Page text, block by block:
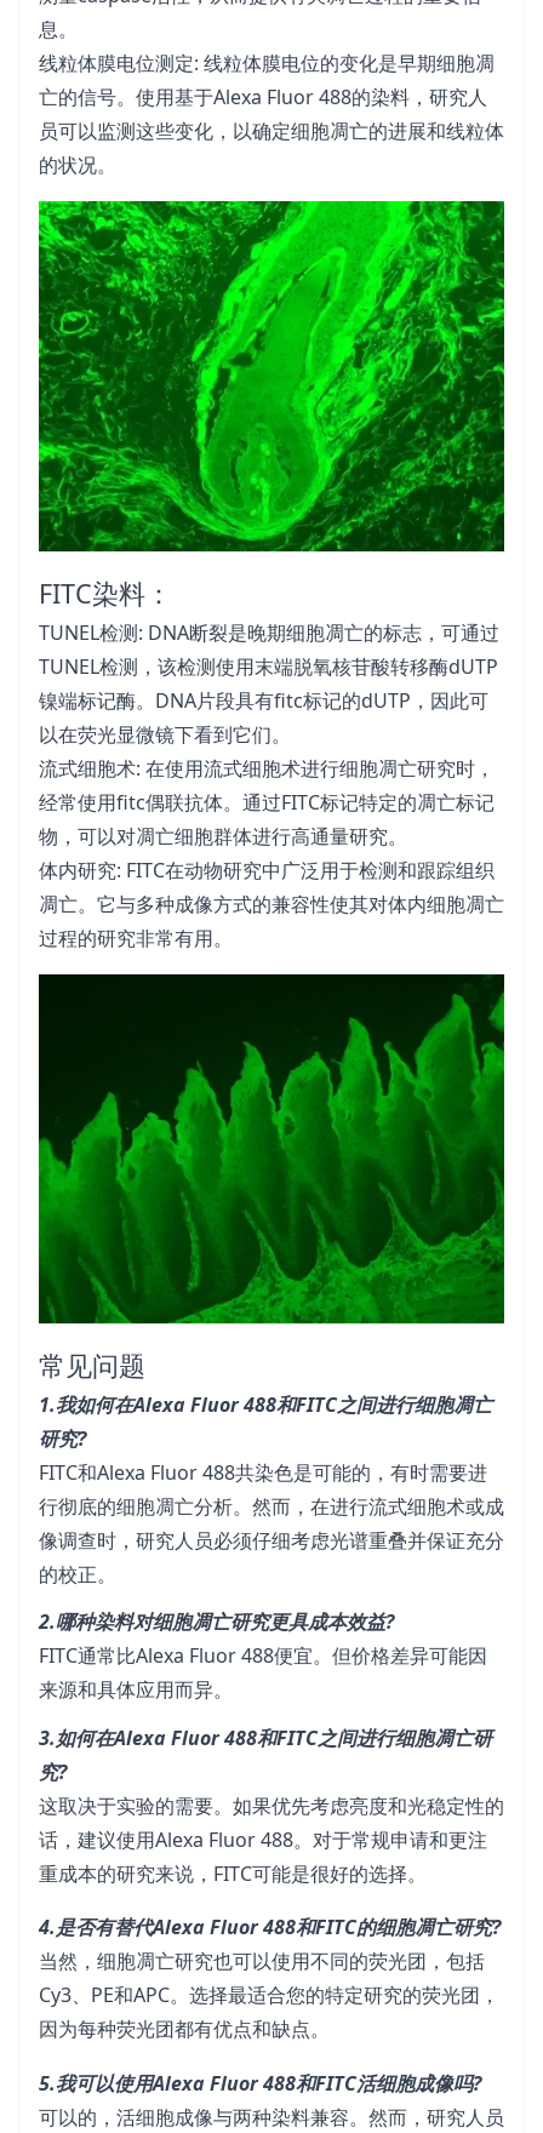
息。
线粒体膜电位测定: 线粒体膜电位的变化是早期细胞凋
亡的信号。使用基于Alexa Fluor 488的染料，研究人
员可以监测这些变化，以确定细胞凋亡的进展和线粒体
的状况。
FITC染料：
TUNEL检测: DNA断裂是晚期细胞凋亡的标志，可通过
TUNEL检测，该检测使用末端脱氧核苷酸转移酶dUTP
镍端标记酶。DNA片段具有fitc标记的dUTP，因此可
以在荧光显微镜下看到它们。
流式细胞术: 在使用流式细胞术进行细胞凋亡研究时，
经常使用fitc偶联抗体。通过FITC标记特定的凋亡标记
物，可以对凋亡细胞群体进行高通量研究。
体内研究: FITC在动物研究中广泛用于检测和跟踪组织
凋亡。它与多种成像方式的兼容性使其对体内细胞凋亡
过程的研究非常有用。
常见问题
1.我如何在Alexa Fluor 488和FITC之间进行细胞凋亡
研究?
FITC和Alexa Fluor 488共染色是可能的，有时需要进
行彻底的细胞凋亡分析。然而，在进行流式细胞术或成
像调查时，研究人员必须仔细考虑光谱重叠并保证充分
的校正。
2.哪种染料对细胞凋亡研究更具成本效益?
FITC通常比Alexa Fluor 488便宜。但价格差异可能因
来源和具体应用而异。
3.如何在Alexa Fluor 488和FITC之间进行细胞凋亡研
究?
这取决于实验的需要。如果优先考虑亮度和光稳定性的
话，建议使用Alexa Fluor 488。对于常规申请和更注
重成本的研究来说，FITC可能是很好的选择。
4.是否有替代Alexa Fluor 488和FITC的细胞凋亡研究?
当然，细胞凋亡研究也可以使用不同的荧光团，包括
Cy3、PE和APC。选择最适合您的特定研究的荧光团，
因为每种荧光团都有优点和缺点。
5.我可以使用Alexa Fluor 488和FITC活细胞成像吗?
可以的，活细胞成像与两种染料兼容。然而，研究人员